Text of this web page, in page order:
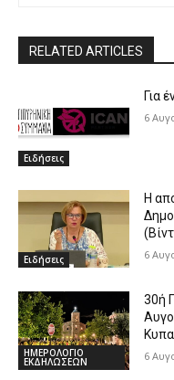
RELATED ARTICLES
Ειδήσεις
Για
6
Ειδήσεις
Η
6
ΗΜΕΡΟΛΟΓΙΟ
ΕΚΔΗΛΩΣΕΩΝ
30ή
6